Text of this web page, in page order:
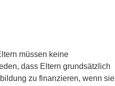
müssen keine
dass Eltern grundsätzlich
zu finanzieren, wenn sie